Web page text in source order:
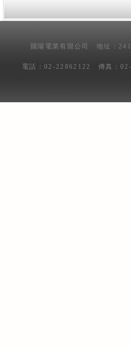
國陽電業有限公司 地址：
電話：02-22862122 傳真：